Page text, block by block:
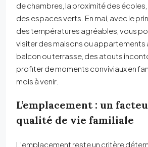
de chambres, la proximité des
des espaces verts. En mai, avec le
des températures agréables, vous
visiter des maisons ou appartements
balcon ou terrasse, des atouts
profiter de moments conviviaux en
mois à venir.
L’emplacement : un
qualité de vie familiale
L’emplacement reste un critère